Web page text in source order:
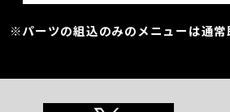
※パーツの組込のみのメニューは通常